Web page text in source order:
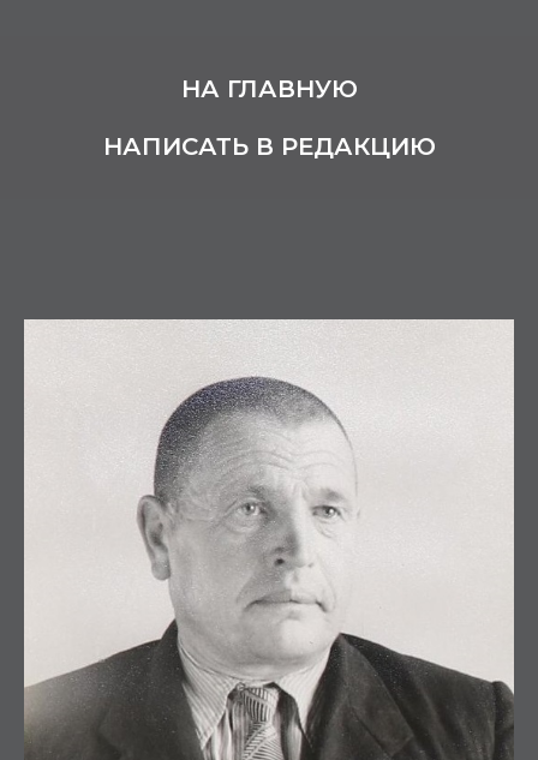
НА ГЛАВНУЮ
НАПИСАТЬ В РЕДАКЦИЮ